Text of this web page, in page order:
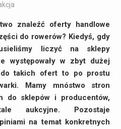
znaleźć oferty handlowe
do rowerów? Kiedyś, gdy
liczyć na sklepy
występowały w zbyt dużej
takich ofert to po prostu
Mamy mnóstwo stron
do sklepów i producentów,
aukcyjne. Pozostaje
na temat konkretnych